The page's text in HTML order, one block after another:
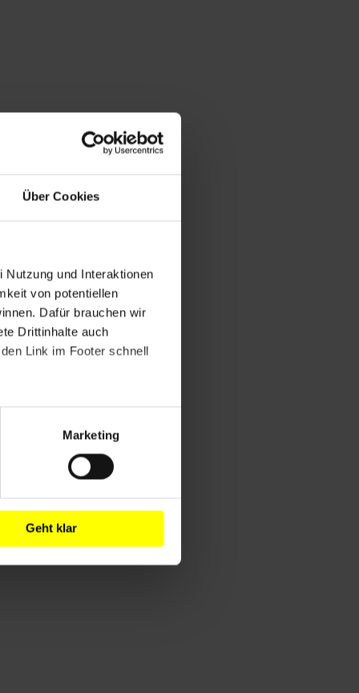
Über Cookies
Nutzung und Interaktionen
von potentiellen
Dafür brauchen wir
Drittinhalte auch
Link im Footer schnell
Marketing
Geht klar